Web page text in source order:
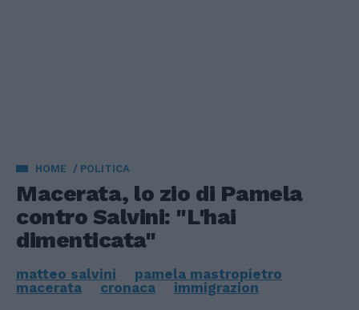
HOME POLITICA
Macerata, lo zio di Pamela
contro Salvini: "L'hai
dimenticata"
matteo salvini
pamela mastropietro
macerata
cronaca immigrazion